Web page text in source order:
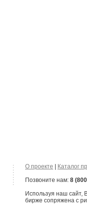
О проекте
Каталог
Позвоните нам: 8
Используя наш сайт,
бирже сопряжена с